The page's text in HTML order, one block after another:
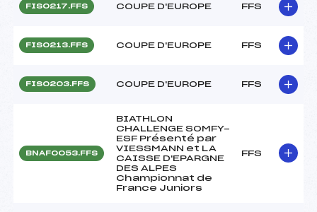
FIS0217.FFS COUPE D'EUROPE FFS
FIS0213.FFS COUPE D'EUROPE FFS
FIS0203.FFS COUPE D'EUROPE FFS
BNAF0053.FFS
BIATHLON
CHALLENGE SOMFY-
ESF Présenté par
VIESSMANN et LA
CAISSE D'EPARGNE
DES ALPES
Championnat de
France Juniors
FFS